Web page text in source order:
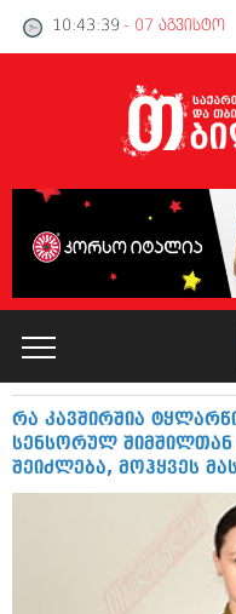
10:43:39 - 07 აგვისტო
კატალოგი
რა კავშირშია
სენსორულ
შეიძლება, მოჰყვეს